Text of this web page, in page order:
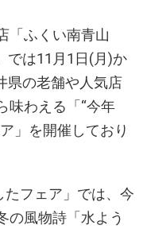
「ふくい南青山
では11月1日(月)か
県の老舗や人気店
味わえる「“今年
」を開催しており
たフェア」では、今
の風物詩「水よう